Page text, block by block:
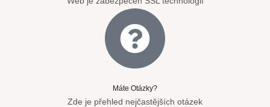
Máte Otázky?
Zde je přehled nejčastějších otázek